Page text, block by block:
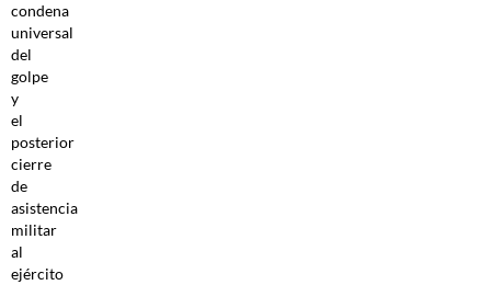
condena
universal
del
golpe
y
el
posterior
cierre
de
asistencia
militar
al
ejército